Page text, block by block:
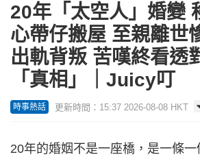
20年「太空人」婚變
心帶仔搬屋 至親離世
出軌背叛 苦嘆終看透
「真相」｜Juicy叮
時事熱話 更新時間：15:37 2026-08-08 HKT
20年的婚姻不是一座橋，是一條